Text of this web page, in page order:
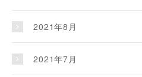
2021年8月
2021年7月